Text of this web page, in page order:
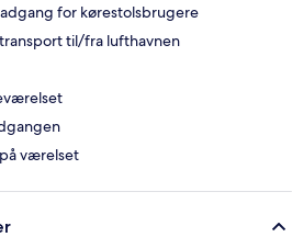
for kørestolsbrugere
til/fra lufthavnen
værelset